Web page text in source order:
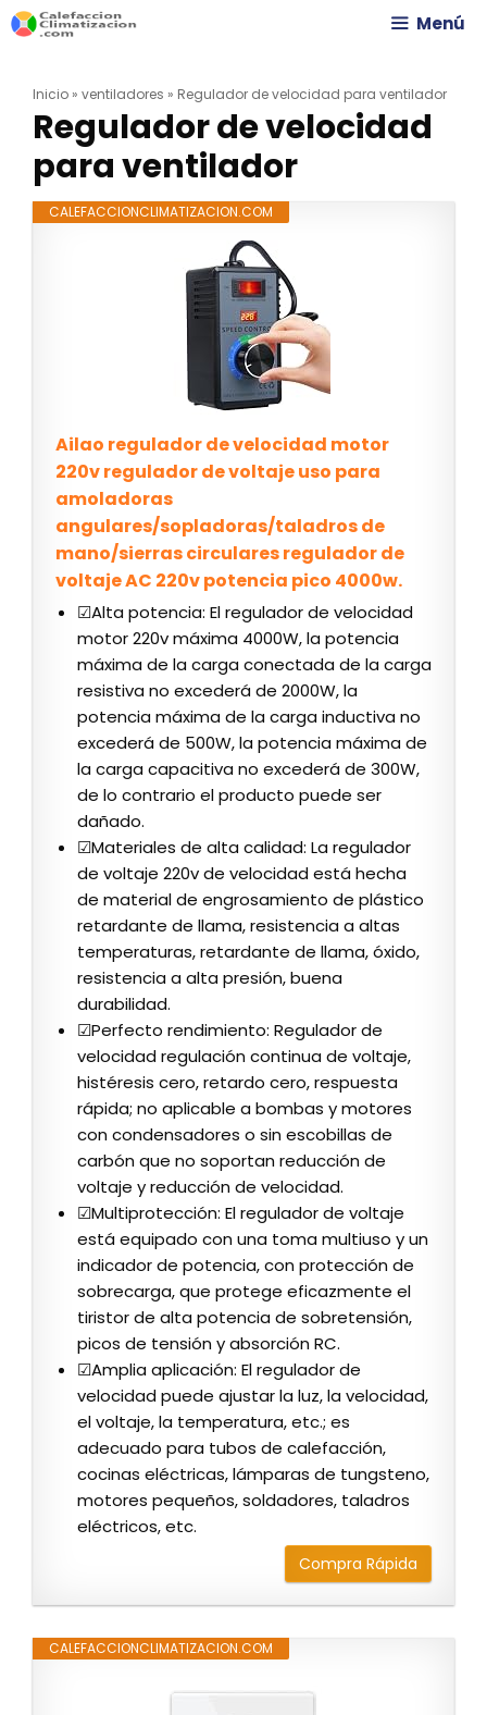
Saltar
contenido
Menú
Inicio » ventiladores » Regulador de velocidad para ventilador
Regulador de velocidad
para ventilador
CALEFACCIONCLIMATIZACION.COM
Ailao regulador de velocidad motor
220v regulador de voltaje uso para
amoladoras
angulares/sopladoras/taladros de
mano/sierras circulares regulador de
voltaje AC 220v potencia pico 4000w.
☑Alta potencia: El regulador de velocidad
motor 220v máxima 4000W, la potencia
máxima de la carga conectada de la carga
resistiva no excederá de 2000W, la
potencia máxima de la carga inductiva no
excederá de 500W, la potencia máxima de
la carga capacitiva no excederá de 300W,
de lo contrario el producto puede ser
dañado.
☑Materiales de alta calidad: La regulador
de voltaje 220v de velocidad está hecha
de material de engrosamiento de plástico
retardante de llama, resistencia a altas
temperaturas, retardante de llama, óxido,
resistencia a alta presión, buena
durabilidad.
☑Perfecto rendimiento: Regulador de
velocidad regulación continua de voltaje,
histéresis cero, retardo cero, respuesta
rápida; no aplicable a bombas y motores
con condensadores o sin escobillas de
carbón que no soportan reducción de
voltaje y reducción de velocidad.
☑Multiprotección: El regulador de voltaje
está equipado con una toma multiuso y un
indicador de potencia, con protección de
sobrecarga, que protege eficazmente el
tiristor de alta potencia de sobretensión,
picos de tensión y absorción RC.
☑Amplia aplicación: El regulador de
velocidad puede ajustar la luz, la velocidad,
el voltaje, la temperatura, etc.; es
adecuado para tubos de calefacción,
cocinas eléctricas, lámparas de tungsteno,
motores pequeños, soldadores, taladros
eléctricos, etc.
Compra Rápida
CALEFACCIONCLIMATIZACION.COM